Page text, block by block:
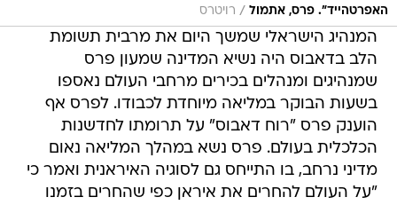
האפרטהייד". פרס, אתמול / רויטרס
המנהיג הישראלי שמשך היום את מרבית תשומת
הלב בדאבוס היה נשיא המדינה שמעון פרס
שמנהיגים ומנהלים בכירים מרחבי העולם נאספו
בשעות הבוקר במליאה מיוחדת לכבודו. לפרס אף
הוענק פרס "רוח דאבוס" על תרומתו לחדשנות
הכלכלית בעולם. פרס נשא במהלך המליאה נאום
מדיני נרחב, בו התייחס גם לסוגיה האיראנית ואמר כי
"על העולם להחרים את איראן כפי שהחרים בזמנו